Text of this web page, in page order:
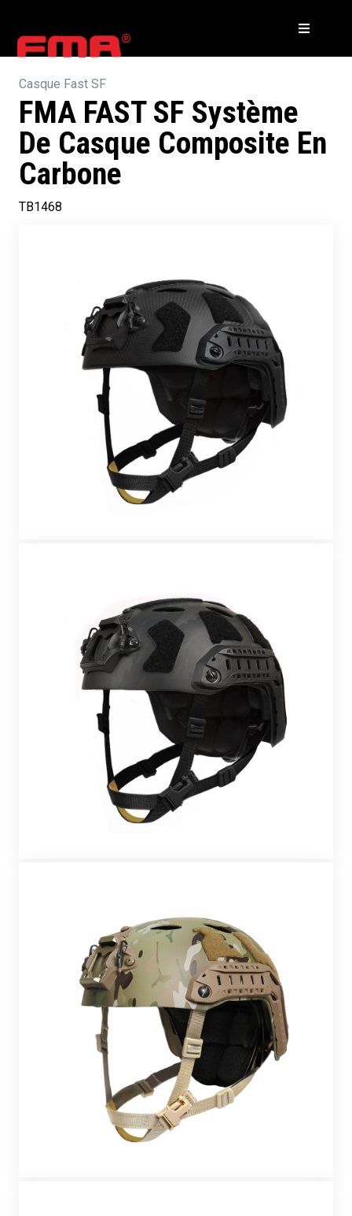
Casque Fast SF
FMA FAST SF Système
De Casque Composite En
Carbone
TB1468